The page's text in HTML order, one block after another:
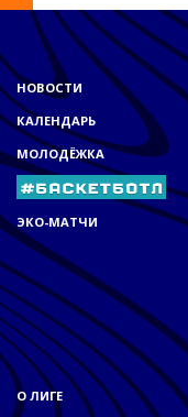
НОВОСТИ
КАЛЕНДАРЬ
МОЛОДЁЖКА
ЭКО-МАТЧИ
О ЛИГЕ